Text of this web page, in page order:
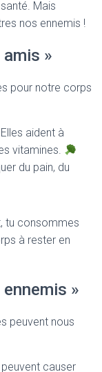
Mais
nos ennemis !
»
pour notre corps
Elles aident à
vitamines.
du pain, du
tu consommes
à rester en
»
peuvent nous
peuvent causer